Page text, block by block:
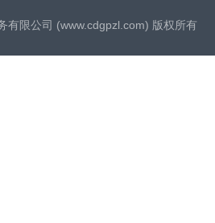
有限公司 (www.cdgpzl.com) 版权所有